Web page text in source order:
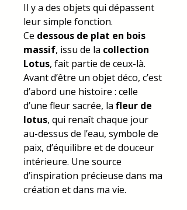
Il y a des objets qui dépassent
leur simple fonction.
Ce dessous de plat en bois
massif, issu de la collection
Lotus, fait partie de ceux-là.
Avant d’être un objet déco, c’est
d’abord une histoire : celle
d’une fleur sacrée, la fleur de
lotus, qui renaît chaque jour
au-dessus de l’eau, symbole de
paix, d’équilibre et de douceur
intérieure. Une source
d’inspiration précieuse dans ma
création et dans ma vie.